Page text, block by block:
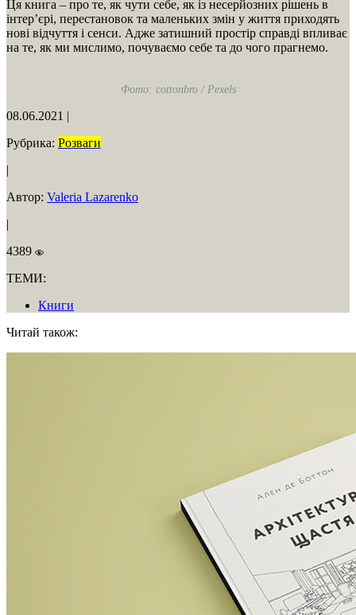
Ця книга – про те, як чути себе, як із несерйозних рішень в
інтер’єрі, перестановок та маленьких змін у життя приходять
нові відчуття і сенси. Адже затишний простір справді впливає
на те, як ми мислимо, почуваємо себе та до чого прагнемо.
Фото: cottonbro / Pexels
08.06.2021 |
Рубрика: Розваги
|
Автор: Valeria Lazarenko
|
4389
ТЕМИ:
Книги
Читай також: